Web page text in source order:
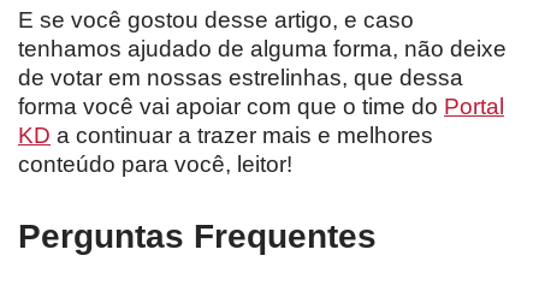
E se você gostou desse artigo, e caso
tenhamos ajudado de alguma forma, não deixe
de votar em nossas estrelinhas, que dessa
forma você vai apoiar com que o time do Portal
KD a continuar a trazer mais e melhores
conteúdo para você, leitor!
Perguntas Frequentes